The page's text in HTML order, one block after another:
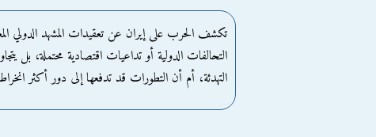
تكشف الحرب على إيران عن تعقيدات المشهد الدولي
التحالفات الدولية أو تداعيات اقتصادية محتملة، بل
التهدئة، أم أن التطورات قد تدفعها إلى دور أكثر